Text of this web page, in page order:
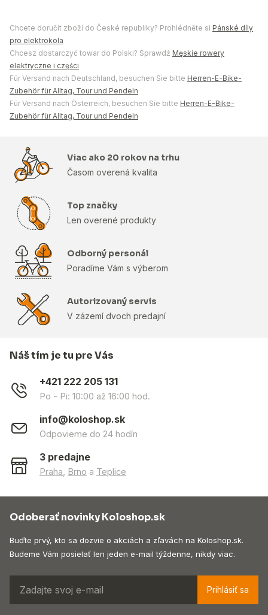
Chcete doručit zboží do České republiky? Prohlédněte si Pánské díly
pro elektrokola
Chcesz dostarczyć towar do Polski? Sprawdź Męskie rowery
elektryczne i części
Für Versand nach Deutschland, besuchen Sie bitte Herren-E-Bike-
Zubehör für Alltag, Tour und Pendeln
Für Versand nach Österreich, besuchen Sie bitte Herren-E-Bike-
Zubehör für Alltag, Tour und Pendeln
Viac ako 20 rokov na trhu
Časom overená kvalita
Top značky
Len overené produkty
Odborný personál
Poradíme Vám s výberom
Autorizovaný servis
V zázemí dvoch predajní
Náš tím je tu pre Vás
+421 222 205 131
Po - Pi: 10:00 až 16:00 hod.
info@koloshop.sk
Odpovieme do 24 hodín
3 predajne
Praha Brno a Teplice
Odoberať novinky Koloshop.sk
Buďte prvý, kto sa dozvie o akciách a zľavách na Koloshop.sk.
Budeme Vám posielať len jeden e-mail týždenne, nikdy viac.
Prihlásiť sa